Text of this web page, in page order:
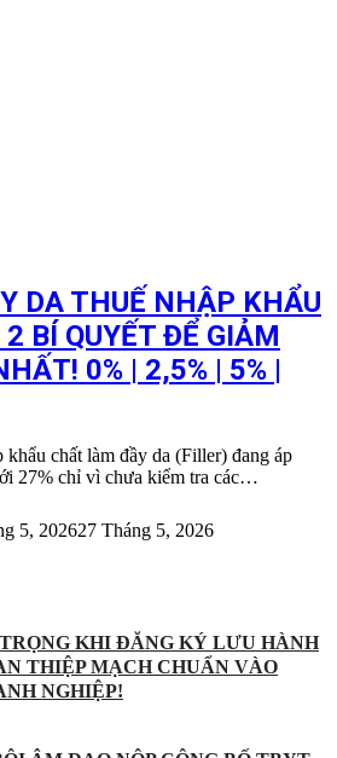
DA THUẾ NHẬP KHẨU
BÍ QUYẾT ĐỂ GIẢM
0% | 2,5% | 5% |
chất làm đầy da (Filler) đang áp
27% chỉ vì chưa kiểm tra các…
5, 202627 Tháng 5, 2026
KHI ĐĂNG KÝ LƯU HÀNH
THIỆP MẠCH CHUẨN VÀO
NGHIỆP!